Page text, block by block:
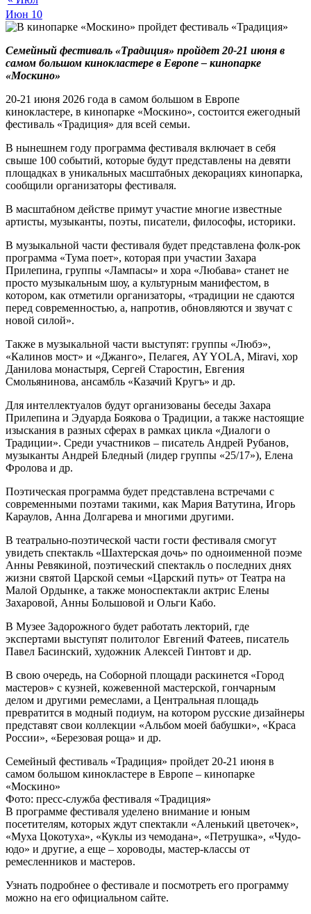
Июн 10
Семейный фестиваль «Традиция» пройдет 20-21 июня в
самом большом кинокластере в Европе – кинопарке
«Москино»
20-21 июня 2026 года в самом большом в Европе
кинокластере, в кинопарке «Москино», состоится ежегодный
фестиваль «Традиция» для всей семьи.
В нынешнем году программа фестиваля включает в себя
свыше 100 событий, которые будут представлены на девяти
площадках в уникальных масштабных декорациях кинопарка,
сообщили организаторы фестиваля.
В масштабном действе примут участие многие известные
артисты, музыканты, поэты, писатели, философы, историки.
В музыкальной части фестиваля будет представлена фолк-рок
программа «Тума поет», которая при участии Захара
Прилепина, группы «Лампасы» и хора «Любава» станет не
просто музыкальным шоу, а культурным манифестом, в
котором, как отметили организаторы, «традиции не сдаются
перед современностью, а, напротив, обновляются и звучат с
новой силой».
Также в музыкальной части выступят: группы «Любэ»,
«Калинов мост» и «Джанго», Пелагея, AY YOLA, Miravi, хор
Данилова монастыря, Сергей Старостин, Евгения
Смольянинова, ансамбль «Казачий Кругъ» и др.
Для интеллектуалов будут организованы беседы Захара
Прилепина и Эдуарда Боякова о Традиции, а также настоящие
изыскания в разных сферах в рамках цикла «Диалоги о
Традиции». Среди участников – писатель Андрей Рубанов,
музыканты Андрей Бледный (лидер группы «25/17»), Елена
Фролова и др.
Поэтическая программа будет представлена встречами с
современными поэтами такими, как Мария Ватутина, Игорь
Караулов, Анна Долгарева и многими другими.
В театрально-поэтической части гости фестиваля смогут
увидеть спектакль «Шахтерская дочь» по одноименной поэме
Анны Ревякиной, поэтический спектакль о последних днях
жизни святой Царской семьи «Царский путь» от Театра на
Малой Ордынке, а также моноспектакли актрис Елены
Захаровой, Анны Большовой и Ольги Кабо.
В Музее Задорожного будет работать лекторий, где
экспертами выступят политолог Евгений Фатеев, писатель
Павел Басинский, художник Алексей Гинтовт и др.
В свою очередь, на Соборной площади раскинется «Город
мастеров» с кузней, кожевенной мастерской, гончарным
делом и другими ремеслами, а Центральная площадь
превратится в модный подиум, на котором русские дизайнеры
представят свои коллекции «Альбом моей бабушки», «Краса
России», «Березовая роща» и др.
Семейный фестиваль «Традиция» пройдет 20-21 июня в
самом большом кинокластере в Европе – кинопарке
«Москино»
Фото: пресс-служба фестиваля «Традиция»
В программе фестиваля уделено внимание и юным
посетителям, которых ждут спектакли «Аленький цветочек»,
«Муха Цокотуха», «Куклы из чемодана», «Петрушка», «Чудо-
юдо» и другие, а еще – хороводы, мастер-классы от
ремесленников и мастеров.
Узнать подробнее о фестивале и посмотреть его программу
можно на его официальном сайте.